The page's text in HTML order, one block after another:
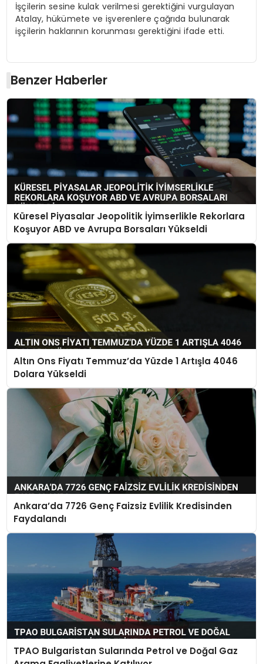
İşçilerin sesine kulak verilmesi gerektiğini vurgulayan
Atalay, hükümete ve işverenlere çağrıda bulunarak
işçilerin haklarının korunması gerektiğini ifade etti.
Benzer Haberler
Küresel Piyasalar Jeopolitik İyimserlikle Rekorlara
Koşuyor ABD ve Avrupa Borsaları Yükseldi
Altın Ons Fiyatı Temmuz’da Yüzde 1 Artışla 4046
Dolara Yükseldi
Ankara’da 7726 Genç Faizsiz Evlilik Kredisinden
Faydalandı
TPAO Bulgaristan Sularında Petrol ve Doğal Gaz